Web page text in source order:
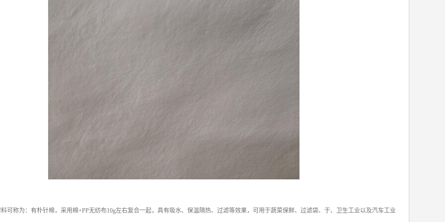
可称为：有朴针棉，采用棉+PP无纺布10g左右复合一起，具有吸水、保温隔热、过滤等效果，可用于蔬菜保鲜、过滤袋、于、卫生工业以及汽车工业